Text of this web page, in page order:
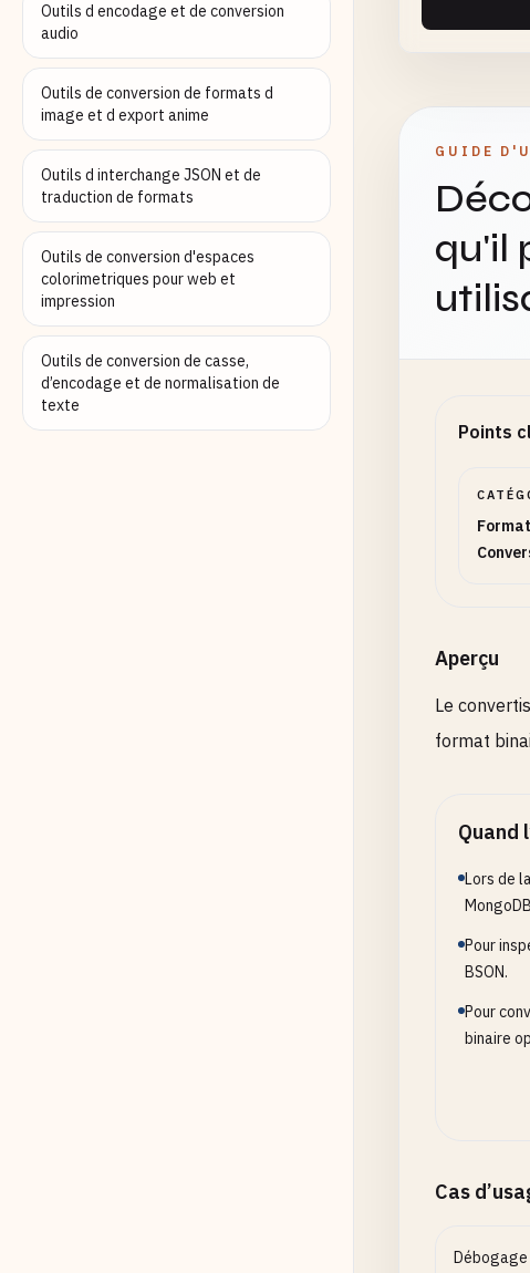
Outils d encodage et de conversion
audio
Outils de conversion de formats d
image et d export anime
Outils d interchange JSON et de
traduction de formats
Outils de conversion d'espaces
colorimetriques pour web et
impression
Outils de conversion de casse,
d’encodage et de normalisation de
texte
GUIDE
qu'il
Points
Format
Aperçu
Le
format
Quand
Lors de
Pour
BSON.
Pour
binaire
Cas
Débogage